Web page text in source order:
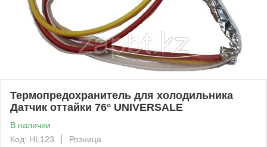
Термопредохранитель для холодильника
Датчик оттайки 76° UNIVERSALE
В наличии
Код: HL123
Розница